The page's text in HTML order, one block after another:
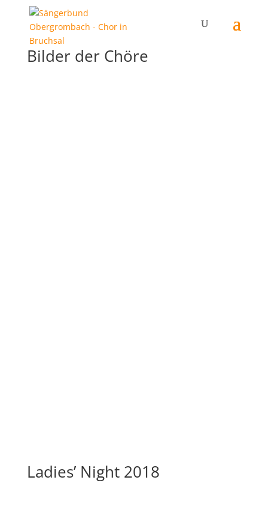
Bilder der Chöre
Ladies’ Night 2018